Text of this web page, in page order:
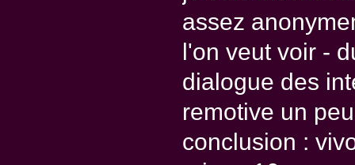
assez
l'on veut voir -
dialogue des
remotive un peu
conclusion :